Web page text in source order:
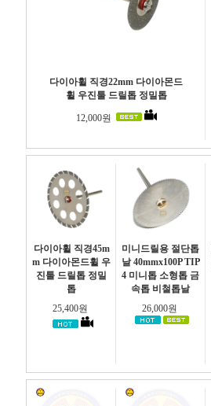
다이아휠 직경22mm 다이아몬드
휠 우진툴 드릴톱 정밀톱
12,000원
다이아휠 직경45m
m 다이아몬드휠 우
진툴 드릴톱 정밀
톱
25,400원
미니드릴용 절단톱
날 40mmx100P TIP
4 미니톱 소형톱 금
속톱 비철톱날
26,000원